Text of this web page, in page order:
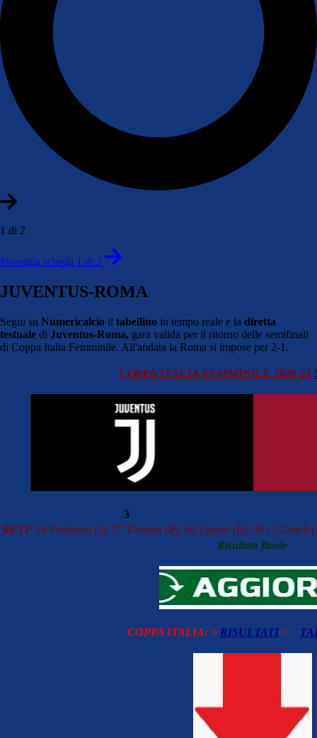
1 di 2
Prossima scheda 1 di 2
JUVENTUS-ROMA
Segui su Numericalcio il tabellino in tempo reale e la diretta
testuale di Juventus-Roma, gara valida per il ritorno delle semifinali
di Coppa Italia Femminile. All'andata la Roma si impose per 2-1.
COPPA ITALIA FEMMINILE 2020-21
3
RETI: 18 Pedersen (J), 77 Thomas (R), 84 Lazaro (R), 90+2 Girelli
Risultato finale
COPPA ITALIA: > RISULTATI<